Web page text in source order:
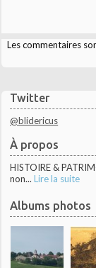
Twitter
@blidericus
À propos
HISTOIRE &
non... Lire la suite
Albums photos
Les commentaires